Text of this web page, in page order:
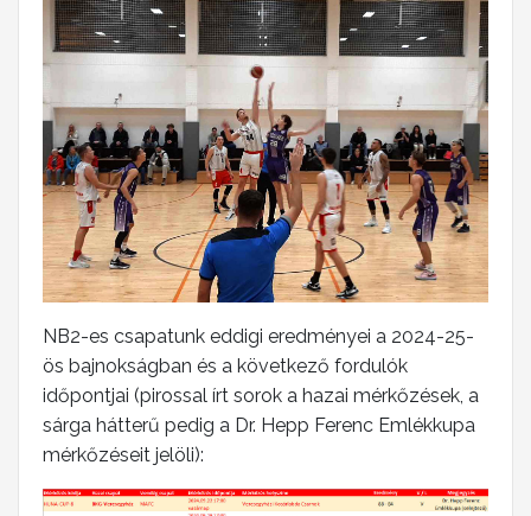
NB2-es csapatunk eddigi eredményei a 2024-25-
ös bajnokságban és a következő fordulók
időpontjai (pirossal írt sorok a hazai mérkőzések, a
sárga hátterű pedig a Dr. Hepp Ferenc Emlékkupa
mérkőzéseit jelöli):